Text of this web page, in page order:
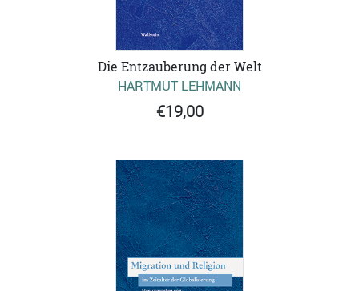
Die Entzauberung der Welt
HARTMUT LEHMANN
€19,00